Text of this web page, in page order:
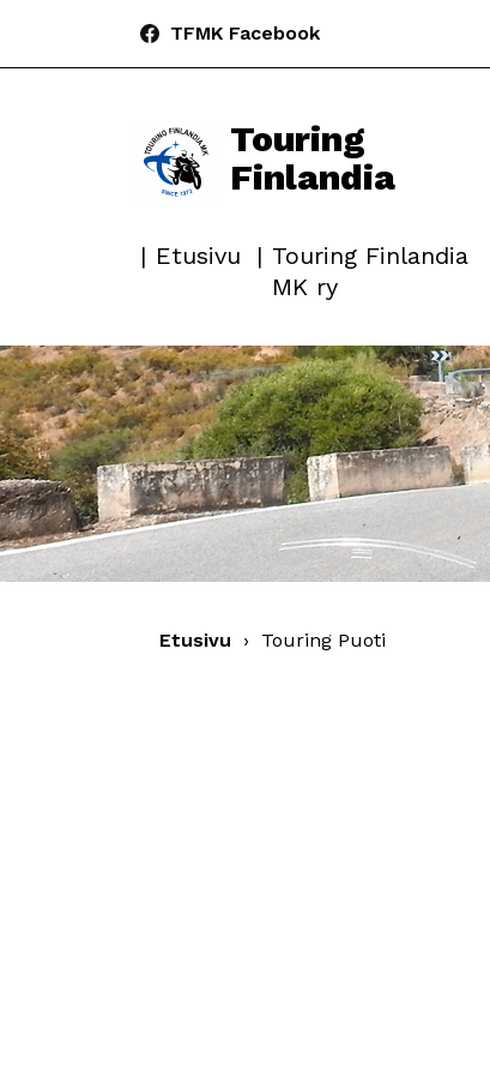
Touring
Finlandia
TFMK Facebook
Etusivu
Touring Finlandia
MK ry
Etusivu › Touring Puoti